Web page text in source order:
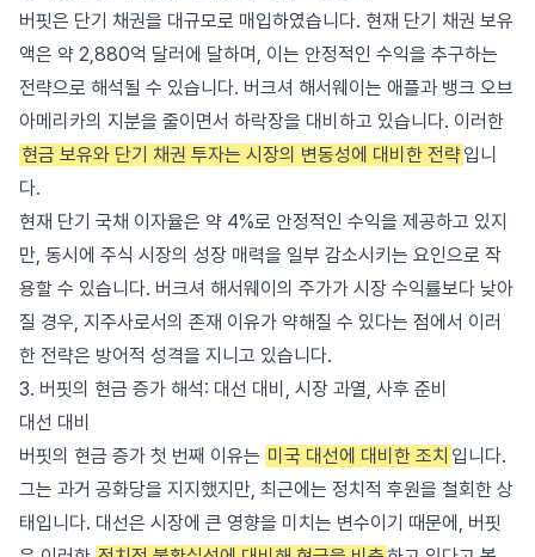
버핏은 단기 채권을 대규모로 매입하였습니다. 현재 단기 채권 보유
액은 약 2,880억 달러에 달하며, 이는 안정적인 수익을 추구하는
전략으로 해석될 수 있습니다. 버크셔 해서웨이는 애플과 뱅크 오브
아메리카의 지분을 줄이면서 하락장을 대비하고 있습니다. 이러한
현금 보유와 단기 채권 투자는 시장의 변동성에 대비한 전략입니
다.
현재 단기 국채 이자율은 약 4%로 안정적인 수익을 제공하고 있지
만, 동시에 주식 시장의 성장 매력을 일부 감소시키는 요인으로 작
용할 수 있습니다. 버크셔 해서웨이의 주가가 시장 수익률보다 낮아
질 경우, 지주사로서의 존재 이유가 약해질 수 있다는 점에서 이러
한 전략은 방어적 성격을 지니고 있습니다.
3. 버핏의 현금 증가 해석: 대선 대비, 시장 과열, 사후 준비
대선 대비
버핏의 현금 증가 첫 번째 이유는 미국 대선에 대비한 조치 입니다.
그는 과거 공화당을 지지했지만, 최근에는 정치적 후원을 철회한 상
태입니다. 대선은 시장에 큰 영향을 미치는 변수이기 때문에, 버핏